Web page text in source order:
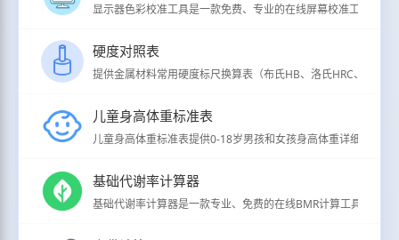
显示器色彩校准工具是一款免费、专业的在线屏幕校准工具，
硬度对照表
提供金属材料常用硬度标尺换算表（布氏HB、洛氏HRC、维氏
儿童身高体重标准表
儿童身高体重标准表提供0-18岁男孩和女孩身高体重详细分级
基础代谢率计算器
基础代谢率计算器是一款专业、免费的在线BMR计算工具，用